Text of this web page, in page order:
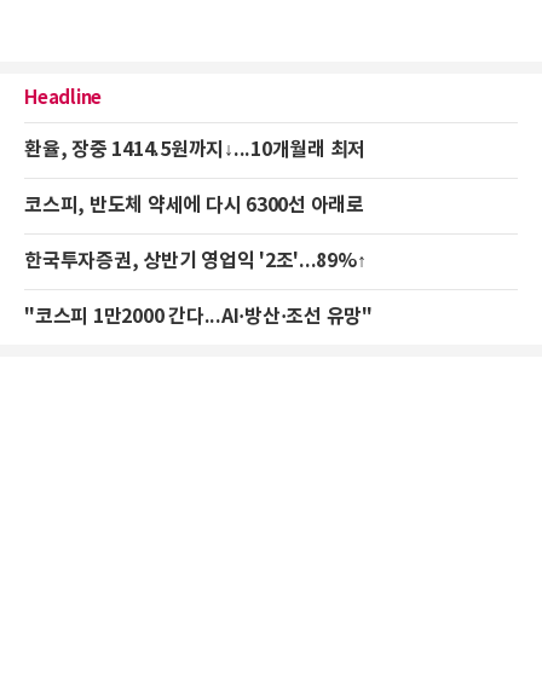
Headline
환율, 장중 1414.5원까지↓...10개월래 최저
코스피, 반도체 약세에 다시 6300선 아래로
한국투자증권, 상반기 영업익 '2조'...89%↑
"코스피 1만2000 간다...AI·방산·조선 유망"